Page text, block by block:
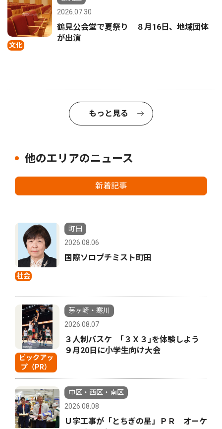
文化
2026.07.30
鶴見公会堂で夏祭り ８月16日、地域団体
が出演
もっと見る
他のエリアのニュース
新着記事
社会
町田
2026.08.06
国際ソロプチミスト町田
ピックアッ
プ（PR）
茅ヶ崎・寒川
2026.08.07
３人制バスケ ｢３Ｘ３｣を体験しよう
９月20日に小学生向け大会
中区・西区・南区
2026.08.08
Ｕ字工事が「とちぎの星」ＰＲ オーケ